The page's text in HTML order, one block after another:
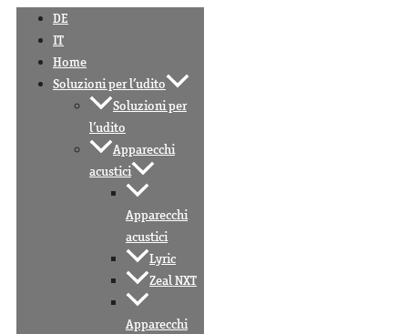
DE
IT
Home
Soluzioni per l’udito
Soluzioni per
l’udito
Apparecchi
acustici
Apparecchi
acustici
Lyric
Zeal NXT
Apparecchi